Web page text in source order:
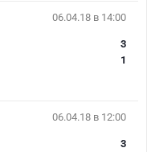
06.04.18 в 14:00
3
1
06.04.18 в 12:00
3